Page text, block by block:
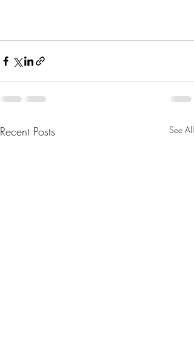
Recent Posts See All